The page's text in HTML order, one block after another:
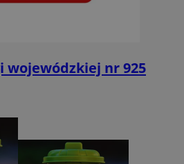
wojewódzkiej nr 925